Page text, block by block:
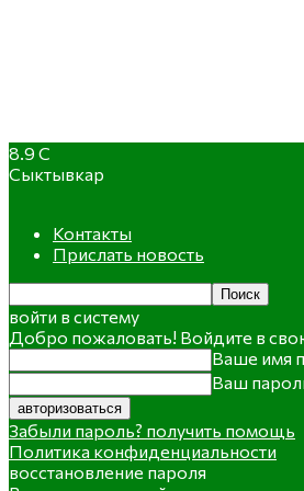
8.9 C
Сыктывкар
Контакты
Прислать новость
войти в систему
Добро пожаловать! Войдите в
Ваше имя
Ваш
Забыли пароль? получить помощь
Политика конфиденциальности
восстановление пароля